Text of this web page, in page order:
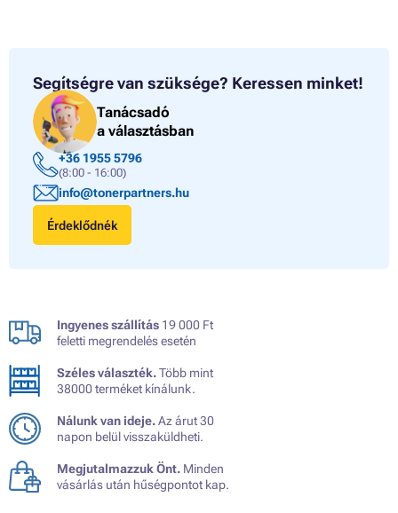
Segítségre van szüksége? Keressen minket!
Tanácsadó
a választásban
+36 1955 5796
(8:00 - 16:00)
info@tonerpartners.hu
Érdeklődnék
Ingyenes szállítás 19 000 Ft
feletti megrendelés esetén
Széles választék.Több mint
38000 terméket kínálunk.
Nálunk van ideje.Az árut 30
napon belül visszaküldheti.
Megjutalmazzuk Önt. Minden
vásárlás után hűségpontot kap.